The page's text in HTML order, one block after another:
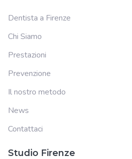
Dentista a Firenze
Chi Siamo
Prestazioni
Prevenzione
Il nostro metodo
News
Contattaci
Studio Firenze